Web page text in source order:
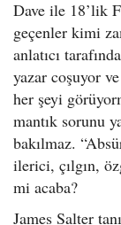
Dave ile 18’lik
geçenler kimi
anlatıcı
yazar coşuyor
her şeyi
mantık sorunu
bakılmaz.
ilerici, çılgın,
mi acaba?
James Salter